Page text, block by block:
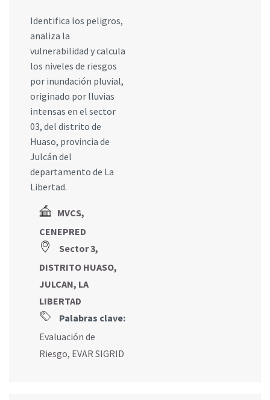
Identifica los peligros,
analiza la
vulnerabilidad y calcula
los niveles de riesgos
por inundación pluvial,
originado por lluvias
intensas en el sector
03, del distrito de
Huaso, provincia de
Julcán del
departamento de La
Libertad.
MVCS,
CENEPRED
Sector 3,
DISTRITO HUASO,
JULCAN, LA
LIBERTAD
Palabras clave:
Evaluación de
Riesgo, EVAR SIGRID